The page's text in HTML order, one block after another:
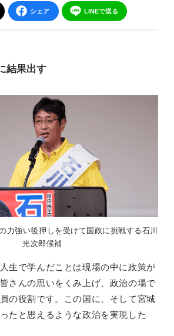
シェア LINEで送る
結果出す
力強い後押しを受けて国政に挑戦する石川
光次郎候補
生で学んだことは現場の中に政策が
さんの思いをくみ上げ、政治の場で
の役割です。この国に、そして宮城
たと思えるような政治を実現した